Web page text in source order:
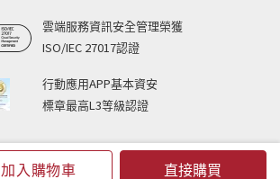
加入購物車 直接購買
雲端服務資訊安全管理榮獲
ISO/IEC 27017認證
行動應用APP基本資安
標章最高L3等級認證